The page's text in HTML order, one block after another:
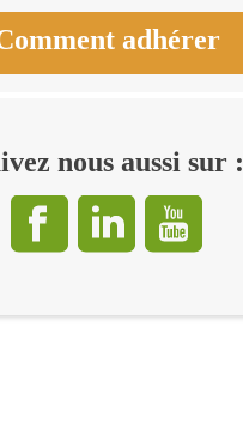
adhérer
nous aussi sur :